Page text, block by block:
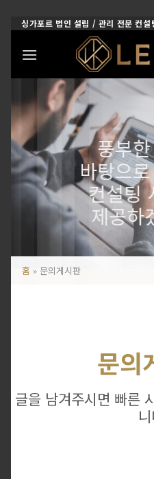
Skip
content
싱가포르 법인 설립 / 관리 전문 컨설
풍부
바탕으
컨설팅
제공하
홈 » 문의게시판
문의
글을 남겨주시면 빠른